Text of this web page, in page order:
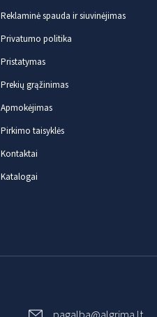
Reklaminė spauda ir siuvinėjimas
Privatumo politika
Pristatymas
Prekių grąžinimas
Apmokėjimas
Pirkimo taisyklės
Kontaktai
Katalogai